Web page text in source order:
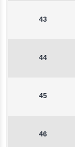
43
44
45
46